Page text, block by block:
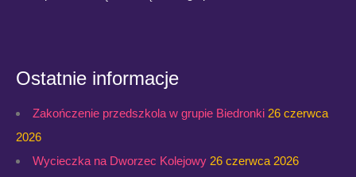
Ostatnie informacje
Zakończenie przedszkola w grupie Biedronki 26 czerwca
2026
Wycieczka na Dworzec Kolejowy 26 czerwca 2026